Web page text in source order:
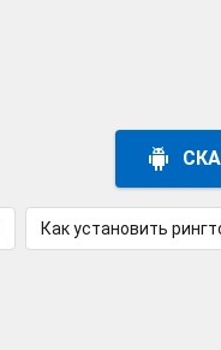
Как установить